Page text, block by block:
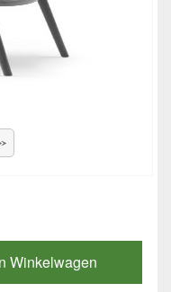
Winkelwagen